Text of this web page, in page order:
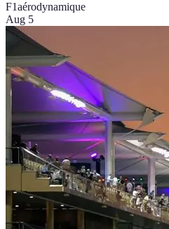
F1aérodynamique
Aug 5